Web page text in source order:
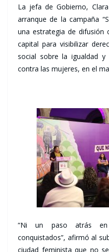
La jefa de Gobierno,
arranque de la campaña
una estrategia de difusión
capital para visibilizar
social sobre la igualdad y
contra las mujeres, en el
“Ni un paso atrás en
conquistados”, afirmó al
ciudad feminista que no